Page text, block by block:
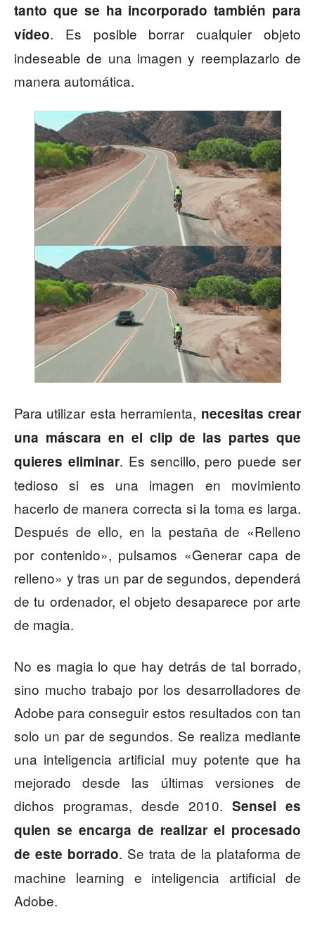
tanto que se ha incorporado también para
vídeo. Es posible borrar cualquier objeto
indeseable de una imagen y reemplazarlo de
manera automática.
Para utilizar esta herramienta, necesitas crear
una máscara en el clip de las partes que
quieres eliminar. Es sencillo, pero puede ser
tedioso si es una imagen en movimiento
hacerlo de manera correcta si la toma es larga.
Después de ello, en la pestaña de «Relleno
por contenido», pulsamos «Generar capa de
relleno» y tras un par de segundos, dependerá
de tu ordenador, el objeto desaparece por arte
de magia.
No es magia lo que hay detrás de tal borrado,
sino mucho trabajo por los desarrolladores de
Adobe para conseguir estos resultados con tan
solo un par de segundos. Se realiza mediante
una inteligencia artificial muy potente que ha
mejorado desde las últimas versiones de
dichos programas, desde 2010. Sensei es
quien se encarga de realizar el procesado
de este borrado. Se trata de la plataforma de
machine learning e inteligencia artificial de
Adobe.